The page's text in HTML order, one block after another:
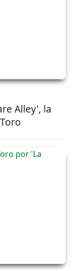
Alley', la